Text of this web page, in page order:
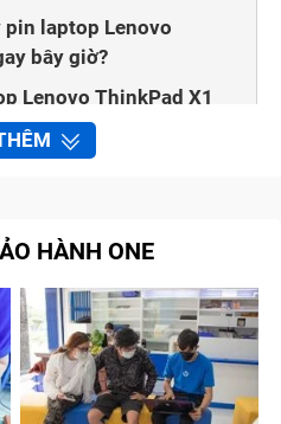
pin laptop Lenovo
bây giờ?
Lenovo ThinkPad X1
trung tâm Bảo Hành
laptop Lenovo
hợp
khách hàng
Lenovo ThinkPad X1
HÀNH ONE